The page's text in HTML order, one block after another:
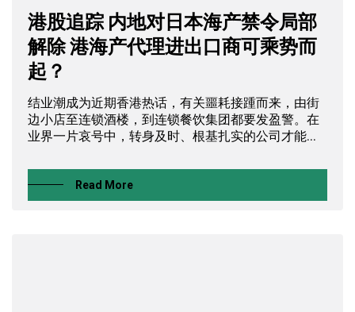
港股追踪 内地对日本海产禁令局部
解除 港海产代理进出口商可乘势而
起？
结业潮成为近期香港热话，有关噩耗接踵而来，由街
边小店至连锁酒楼，到连锁餐饮集团都要发盈警。在
业界一片哀号中，转身及时、根基扎实的公司才能...
Read More